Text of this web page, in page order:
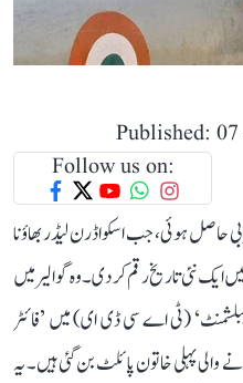
Published:
Follow us on:
حاصل ہوئی، جب اسکواڈرن لیڈر بھاؤنا
نئی تاریخ رقم کر دی۔ وہ گوالیر میں
(ٹی اے سی ڈی ای) میں ’فائٹر
پہلی خاتون پائلٹ بن گئی ہیں۔ یہ